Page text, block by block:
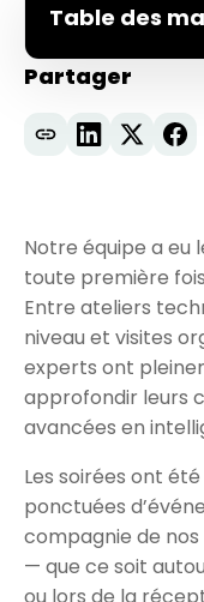
Table des
Présentation
Partenariat
Déjeuner
Création de
Partager
Notre équipe a eu
toute première
Entre ateliers
niveau et visites
experts ont
approfondir leurs
avancées en
Les soirées ont
ponctuées
compagnie de
— que ce soit